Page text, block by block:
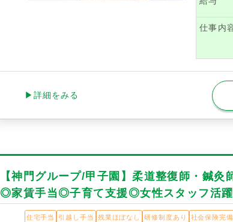
仕事内
▶詳細をみる
【神門グループ/甲子園】柔道整復師・鍼
◎家賃手当◎子育て支援◎女性スタッフ活
住宅手当 引越し手当 残業ほぼなし 研修制度あり 社会保険完備